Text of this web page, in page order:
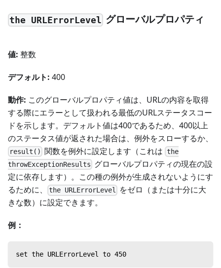
the URLErrorLevel グローバルプロパティ
値: 整数
デフォルト: 400
動作: このグローバルプロパティ値は、URLの内容を取得
する際にエラーとして扱われる最低のURLステータスコー
ドを示します。デフォルト値は400であるため、400以上
のステータス値が返された場合は、例外をスローするか、
result() 関数を例外に設定します（これは the
throwExceptionResults グローバルプロパティの現在の設
定に依存します）。この種の例外が生成されないようにす
るために、
the URLErrorLevel
をゼロ（または十分に大
きな数）に設定できます。
例：
set the URLErrorLevel to 450